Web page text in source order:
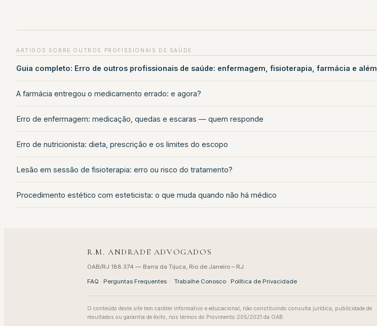
ARTIGOS SOBRE OUTROS PROFISSIONAIS DE SAÚDE
Guia completo: Erro de outros profissionais de saúde: enfermagem, fisioterapia, farmácia e além
A farmácia entregou o medicamento errado: e agora?
Erro de enfermagem: medicação, quedas e escaras — quem responde
Erro de nutricionista: dieta, prescrição e os limites do escopo
Lesão em sessão de fisioterapia: erro ou risco do tratamento?
Procedimento estético com esteticista: o que muda quando não há médico
R.M. ANDRADE ADVOGADOS
OAB/RJ 188.374 — Barra da Tijuca, Rio de Janeiro – RJ
FAQ · Perguntas Frequentes · Trabalhe Conosco · Política de Privacidade
O conteúdo deste site tem caráter informativo e educacional, não constituindo consulta jurídica, publicidade de
resultados ou garantia de êxito, nos termos do Provimento 205/2021 da OAB.